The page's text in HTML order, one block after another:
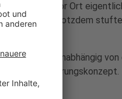
vor Ort
Elternzone. Trotzdem
Autoclub. Unabhängig von